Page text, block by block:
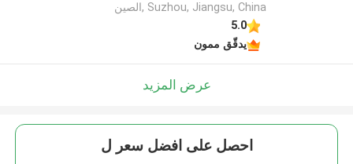
Suzhou, Jiangsu, China ,الصين
5.0
يدقّق ممون
عرض المزيد
احصل على افضل سعر ل